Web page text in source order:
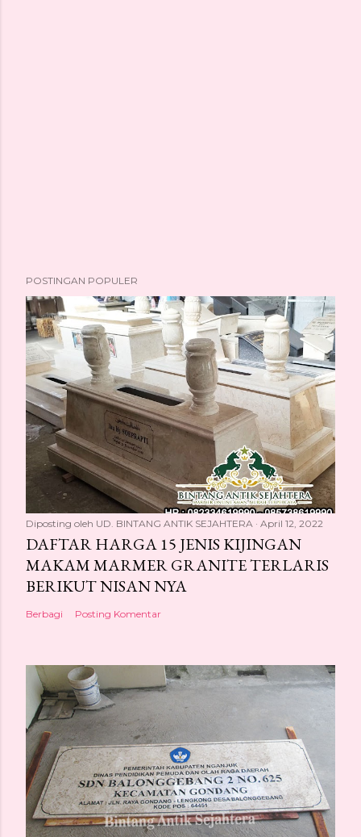
POSTINGAN POPULER
Diposting oleh UD. BINTANG ANTIK SEJAHTERA April 12, 2022
DAFTAR HARGA 15 JENIS KIJINGAN
MAKAM MARMER GRANITE TERLARIS
BERIKUT NISAN NYA
Berbagi Posting Komentar